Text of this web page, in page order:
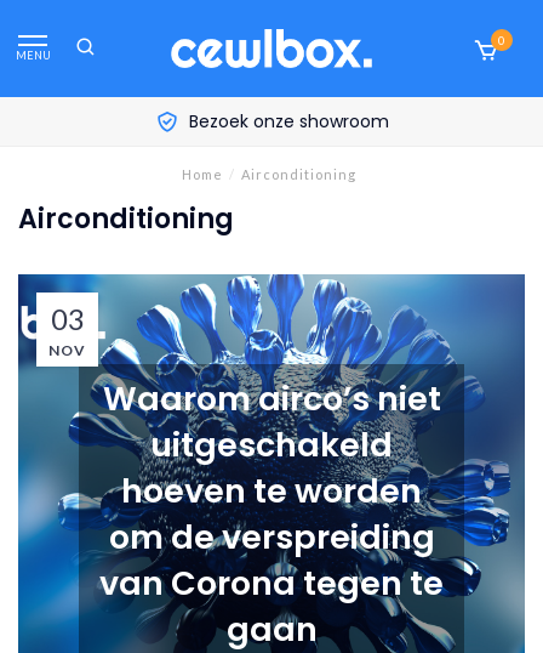
MENU
0
Persoonlijk advies aan huis
Home / Airconditioning
Airconditioning
03
NOV
Waarom airco’s niet
uitgeschakeld
hoeven te worden
om de verspreiding
van Corona tegen te
gaan